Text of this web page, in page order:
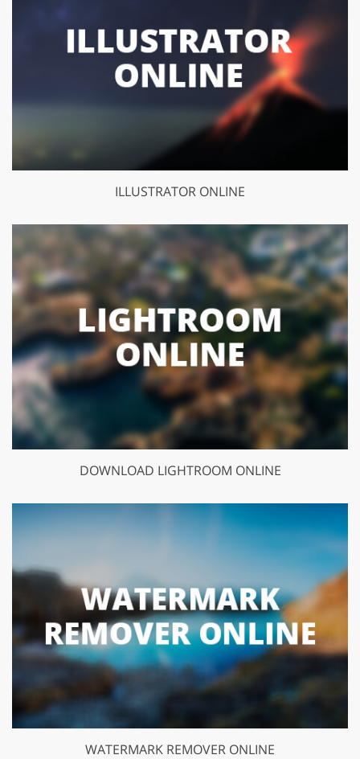
ILLUSTRATOR ONLINE
DOWNLOAD LIGHTROOM ONLINE
WATERMARK REMOVER ONLINE